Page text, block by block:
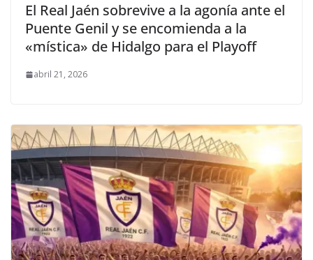
El Real Jaén sobrevive a la agonía ante el
Puente Genil y se encomienda a la
«mística» de Hidalgo para el Playoff
abril 21, 2026